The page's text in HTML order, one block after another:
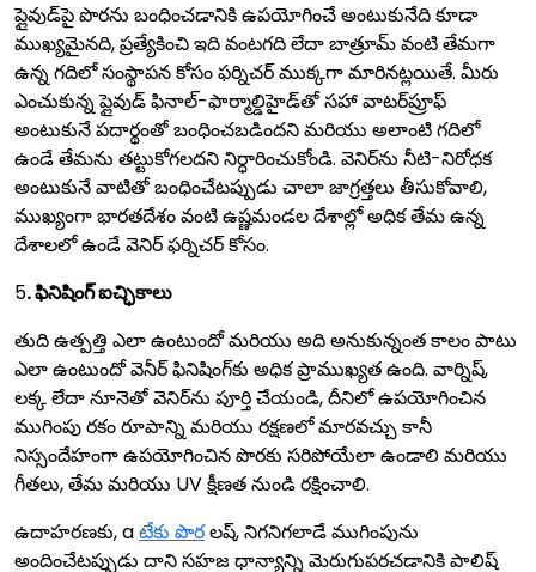
ప్లైవుడ్‌పై పొరను బంధించడానికి ఉపయోగించే అంటుకునేది కూడా
ముఖ్యమైనది, ప్రత్యేకించి ఇది వంటగది లేదా బాత్రూమ్ వంటి తేమగా
ఉన్న గదిలో సంస్థాపన కోసం ఫర్నిచర్ ముక్కగా మారినట్లయితే. మీరు
ఎంచుకున్న ప్లైవుడ్ ఫినాల్-ఫార్మాల్డిహైడ్‌తో సహా వాటర్‌ప్రూఫ్
అంటుకునే పదార్థంతో బంధించబడిందని మరియు అలాంటి గదిలో
ఉండే తేమను తట్టుకోగలదని నిర్ధారించుకోండి. వెనిర్‌ను నీటి-నిరోధక
అంటుకునే వాటితో బంధించేటప్పుడు చాలా జాగ్రత్తలు తీసుకోవాలి,
ముఖ్యంగా భారతదేశం వంటి ఉష్ణమండల దేశాల్లో అధిక తేమ ఉన్న
దేశాలలో ఉండే వెనిర్ ఫర్నిచర్ కోసం.
5. ఫినిషింగ్ ఐచ్ఛికాలు
తుది ఉత్పత్తి ఎలా ఉంటుందో మరియు అది అనుకున్నంత కాలం పాటు
ఎలా ఉంటుందో వెనీర్ ఫినిషింగ్‌కు అధిక ప్రాముఖ్యత ఉంది. వార్నిష్,
లక్క లేదా నూనెతో వెనిర్‌ను పూర్తి చేయండి, దీనిలో ఉపయోగించిన
ముగింపు రకం రూపాన్ని మరియు రక్షణలో మారవచ్చు కానీ
నిస్సందేహంగా ఉపయోగించిన పొరకు సరిపోయేలా ఉండాలి మరియు
గీతలు, తేమ మరియు UV క్షీణత నుండి రక్షించాలి.
ఉదాహరణకు, aటేకు పొరలష్, నిగనిగలాడే ముగింపును
అందించేటప్పుడు దాని సహజ ధాన్యాన్ని మెరుగుపరచడానికి పాలిష్